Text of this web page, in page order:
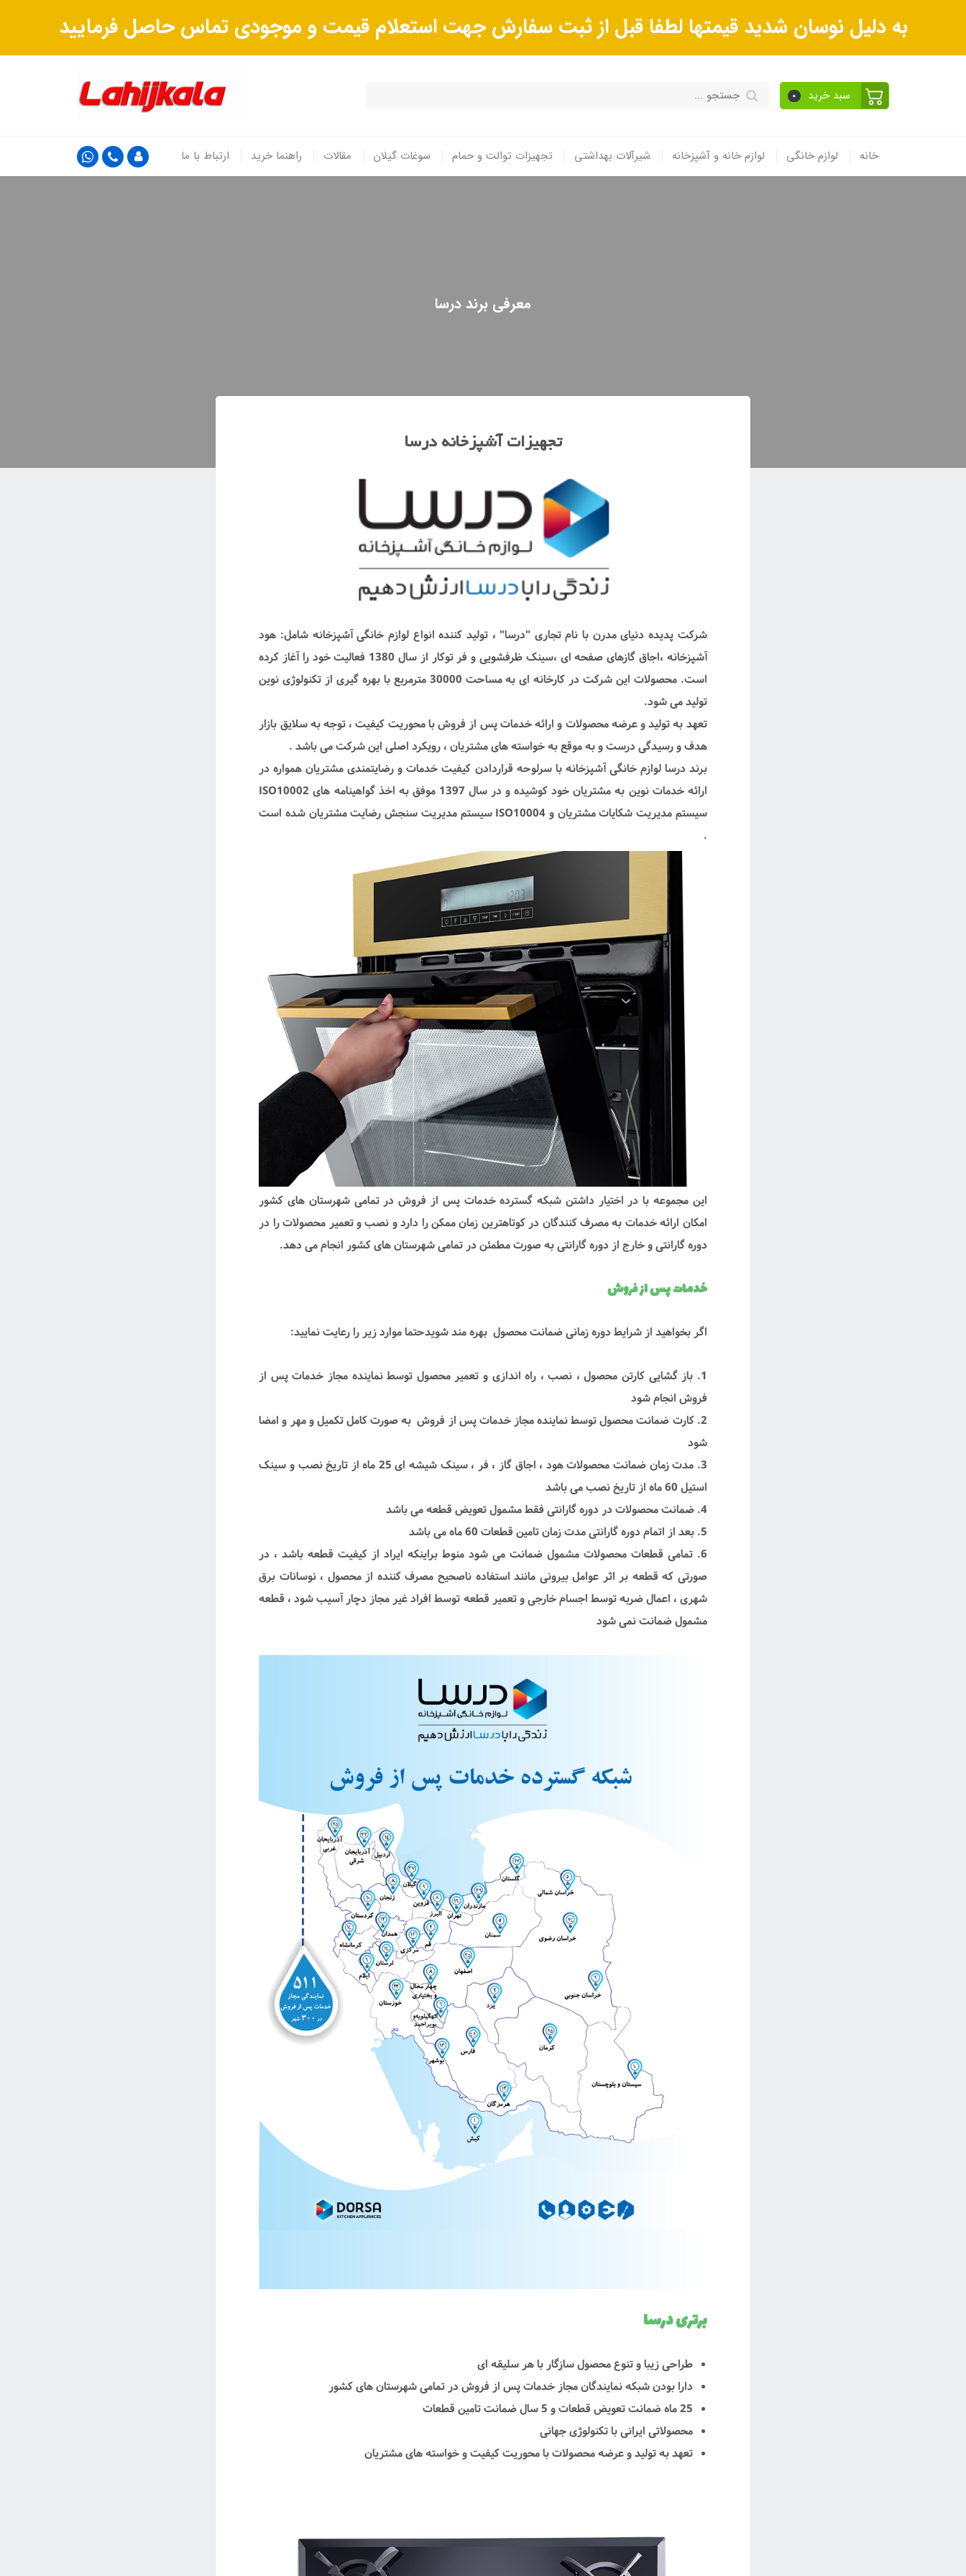
به دلیل نوسان شدید قیمتها لطفا قبل از ثبت سفارش جهت استعلام قیمت و موجودی تماس حاصل فرمایید
سبد خرید 0
خانه لوازم خانگی لوازم خانه و آشپزخانه شیرآلات بهداشتی تجهیزات توالت و حمام سوغات گیلان مقالات راهنما خرید ارتباط با ما
معرفی برند درسا
تجهیزات آشپزخانه درسا
شرکت پدیده دنیای مدرن با نام تجاری "درسا" ، تولید کننده انواع لوازم خانگی آشپزخانه شامل: هود
آشپزخانه ،اجاق گازهای صفحه ای ،سینک ظرفشویی و فر توکار از سال 1380 فعالیت خود را آغاز کرده
است. محصولات این شرکت در کارخانه ای به مساحت 30000 مترمربع با بهره گیری از تکنولوژی نوین
تولید می شود.
تعهد به تولید و عرضه محصولات و ارائه خدمات پس از فروش با محوریت کیفیت ، توجه به سلایق بازار
هدف و رسیدگی درست وبه موقع به خواسته های مشتریان ، رویکرد اصلی این شرکت می باشد .
برند درسا لوازم خانگی آشپزخانه با سرلوحه قراردادن کیفیت خدمات و رضایتمندی مشتریان همواره در
ارائه خدمات نوین به مشتریان خود کوشیده و در سال 1397 موفق به اخذ گواهینامه های ISO10002
سیستم مدیریت شکایات مشتریان و ISO10004 سیستم مدیریت سنجش رضایت مشتریان شده است
.
این مجموعه با در اختیار داشتن شبکه گسترده خدمات پس از فروش در تمامی شهرستان های کشور
امکان ارائه خدمات به مصرف کنندگان در کوتاهترین زمان ممکن را دارد و نصب و تعمیر محصولات را در
دوره گارانتی و خارج از دوره گارانتی به صورت مطمئن در تمامی شهرستان های کشور انجام می دهد.
خدمات پس از فروش
اگر بخواهید از شرایط دوره زمانی ضمانت محصول بهره مند شویدحتما موارد زیر را رعایت نمایید:
1. باز گشایی کارتن محصول ، نصب ، راه اندازی و تعمیر محصول توسط نماینده مجاز خدمات پس از
فروش انجام شود
2. کارت ضمانت محصول توسط نماینده مجاز خدمات پس از فروش به صورت کامل تکمیل و مهر و امضا
شود
3. مدت زمان ضمانت محصولات هود ، اجاق گاز ، فر ، سینک شیشه ای 25 ماه از تاریخ نصب و سینک
استیل 60 ماه از تاریخ نصب می باشد
4. ضمانت محصولات در دوره گارانتی فقط مشمول تعویض قطعه می باشد
5. بعد از اتمام دوره گارانتی مدت زمان تامین قطعات 60 ماه می باشد
6. تمامی قطعات محصولات مشمول ضمانت می شود منوط براینکه ایراد از کیفیت قطعه باشد ، در
صورتی که قطعه بر اثر عوامل بیرونی مانند استفاده ناصحیح مصرف کننده از محصول ، نوسانات برق
شهری ، اعمال ضربه توسط اجسام خارجی و تعمیر قطعه توسط افراد غیر مجاز دچار آسیب شود ، قطعه
مشمول ضمانت نمی شود
برتری درسا
طراحی زیبا و تنوع محصول سازگار با هر سلیقه ای
دارا بودن شبکه نمایندگان مجاز خدمات پس از فروش در تمامی شهرستان های کشور
25 ماه ضمانت تعویض قطعات و 5 سال ضمانت تامین قطعات
محصولاتی ایرانی با تکنولوژی جهانی
تعهد به تولید و عرضه محصولات با محوریت کیفیت و خواسته های مشتریان